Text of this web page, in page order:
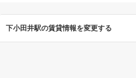
下小田井駅の賃貸情報を変更する